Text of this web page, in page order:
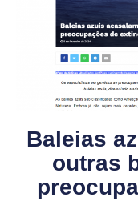
Baleias
outras